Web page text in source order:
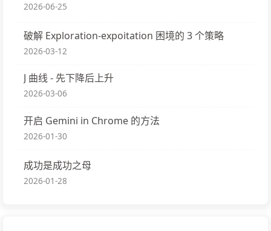
2026-06-25
破解 Exploration-expoitation 困境的 3 个策略
2026-03-12
J 曲线 - 先下降后上升
2026-03-06
开启 Gemini in Chrome 的方法
2026-01-30
成功是成功之母
2026-01-28